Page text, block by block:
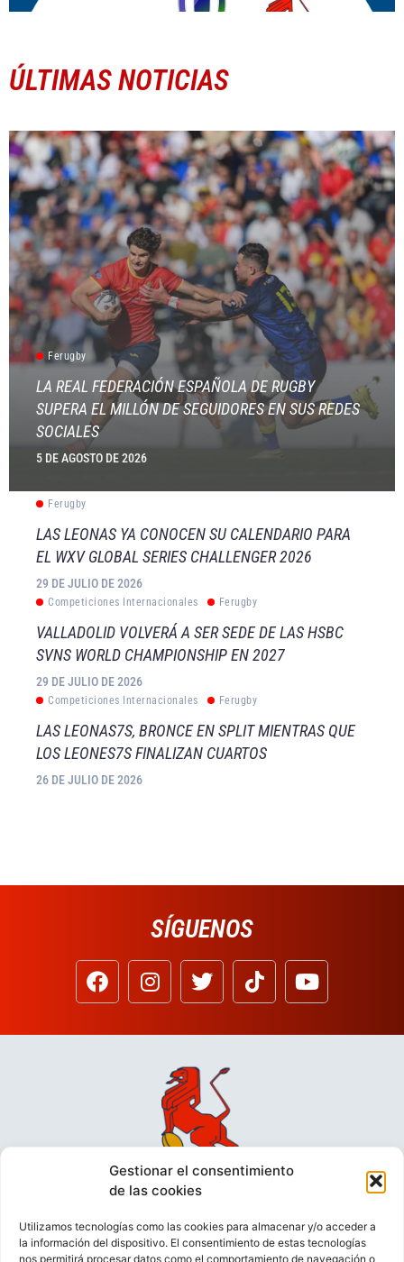
Gestionar el consentimiento
de las cookies
Utilizamos tecnologías como las cookies para almacenar y/o acceder a
la información del dispositivo. El consentimiento de estas tecnologías
nos permitirá procesar datos como el comportamiento de navegación o
ÚLTIMAS NOTICIAS
Ferugby
LA REAL FEDERACIÓN ESPAÑOLA DE RUGBY
SUPERA EL MILLÓN DE SEGUIDORES EN SUS REDES
SOCIALES
5 DE AGOSTO DE 2026
Ferugby
LAS LEONAS YA CONOCEN SU CALENDARIO PARA
EL WXV GLOBAL SERIES CHALLENGER 2026
29 DE JULIO DE 2026
Competiciones Internacionales Ferugby
VALLADOLID VOLVERÁ A SER SEDE DE LAS HSBC
SVNS WORLD CHAMPIONSHIP EN 2027
29 DE JULIO DE 2026
Competiciones Internacionales Ferugby
LAS LEONAS7S, BRONCE EN SPLIT MIENTRAS QUE
LOS LEONES7S FINALIZAN CUARTOS
26 DE JULIO DE 2026
SÍGUENOS